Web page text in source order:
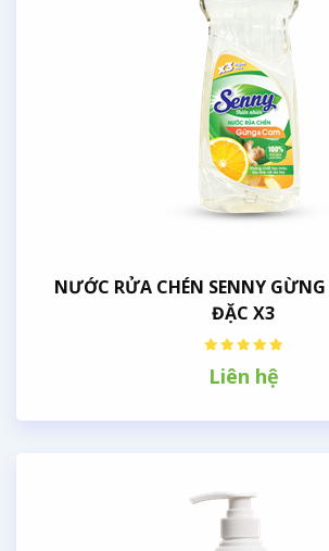
NƯỚC RỬA CHÉN SENNY
ĐẶC X3
Liên hệ